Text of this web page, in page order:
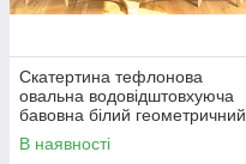
Скатертина тефлонова
овальна водовідштовхуюча
бавовна білий геометричний
візерунок на сірому
В наявності